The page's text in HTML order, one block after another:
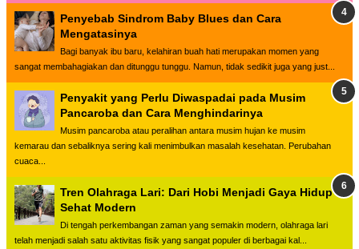
Penyebab Sindrom Baby Blues dan Cara
Mengatasinya
Bagi banyak ibu baru, kelahiran buah hati merupakan momen yang
sangat membahagiakan dan ditunggu tunggu. Namun, tidak sedikit juga yang just...
Penyakit yang Perlu Diwaspadai pada Musim
Pancaroba dan Cara Menghindarinya
Musim pancaroba atau peralihan antara musim hujan ke musim
kemarau dan sebaliknya sering kali menimbulkan masalah kesehatan. Perubahan
cuaca...
Tren Olahraga Lari: Dari Hobi Menjadi Gaya Hidup
Sehat Modern
Di tengah perkembangan zaman yang semakin modern, olahraga lari
telah menjadi salah satu aktivitas fisik yang sangat populer di berbagai kal...